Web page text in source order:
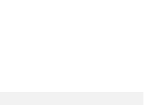
de 5 mètres de large – fabrication